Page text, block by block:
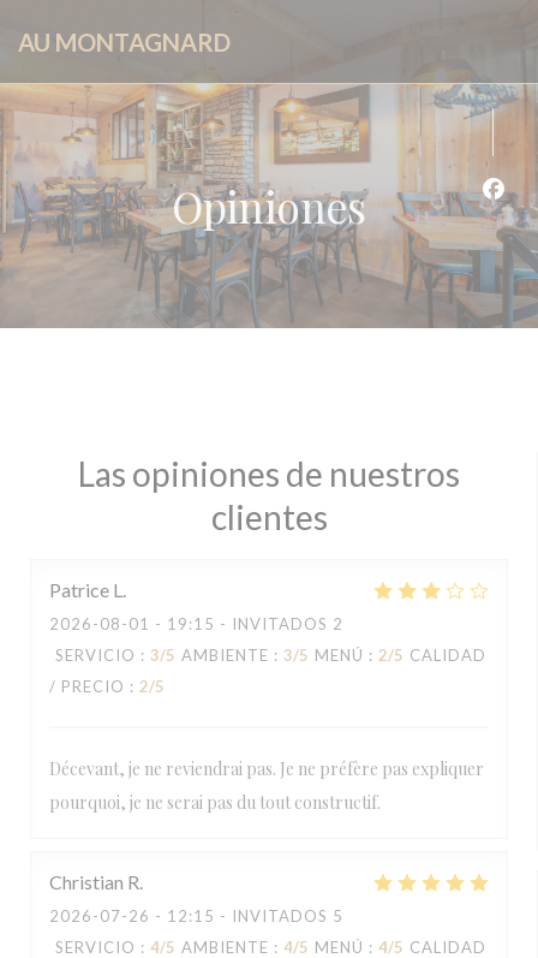
AU MONTAGNARD
Opiniones
Las opiniones de nuestros
clientes
Patrice L
2026-08-01 - 19:15 - INVITADOS 2
SERVICIO : 3/5 AMBIENTE : 3/5 MENÚ : 2/5 CALIDAD
/ PRECIO : 2/5
Décevant, je ne reviendrai pas. Je ne préfère pas expliquer
pourquoi, je ne serai pas du tout constructif.
Christian R
2026-07-26 - 12:15 - INVITADOS 5
SERVICIO : 4/5 AMBIENTE : 4/5 MENÚ : 4/5 CALIDAD